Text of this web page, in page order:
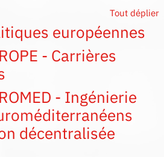
Tout déplier
européennes
- Carrières
- Ingénierie
décentralisée